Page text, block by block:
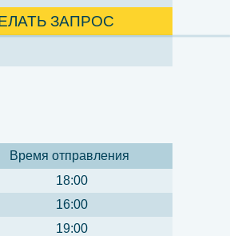
ЗАПРОС
Время отправления
18:00
16:00
19:00